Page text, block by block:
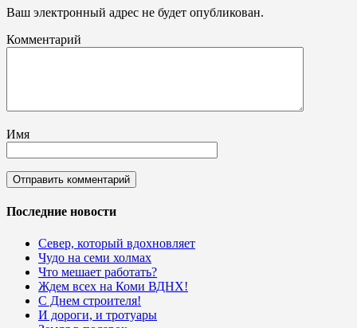
Ваш электронный адрес не будет опубликован.
Комментарий
Имя
Последние новости
Север, который вдохновляет
Чудо на семи холмах
Что мешает работать?
Ждем всех на Коми ВДНХ!
С Днем строителя!
И дороги, и тротуары